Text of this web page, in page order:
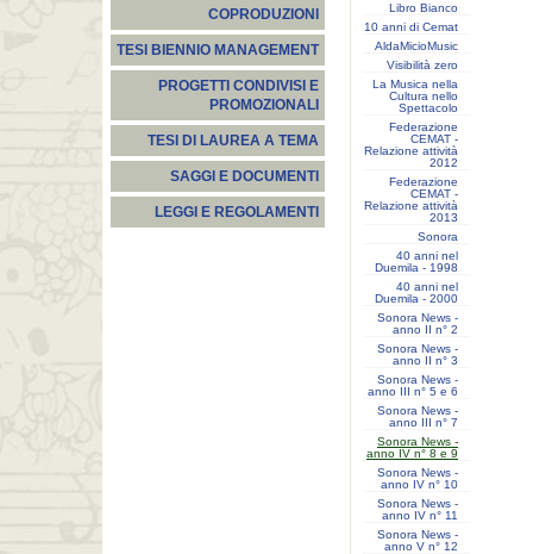
COPRODUZIONI
TESI BIENNIO MANAGEMENT
PROGETTI CONDIVISI E
PROMOZIONALI
TESI DI LAUREA A TEMA
SAGGI E DOCUMENTI
LEGGI E REGOLAMENTI
Libro Bianco
10 anni di Cemat
AldaMicioMusic
Visibilità zero
La Musica nella
Cultura nello
Spettacolo
Federazione
CEMAT -
Relazione attività
2012
Federazione
CEMAT -
Relazione attività
2013
Sonora
40 anni nel
Duemila - 1998
40 anni nel
Duemila - 2000
Sonora News -
anno II n° 2
Sonora News -
anno II n° 3
Sonora News -
anno III n° 5 e 6
Sonora News -
anno III n° 7
Sonora News -
anno IV n° 8 e 9
Sonora News -
anno IV n° 10
Sonora News -
anno IV n° 11
Sonora News -
anno V n° 12